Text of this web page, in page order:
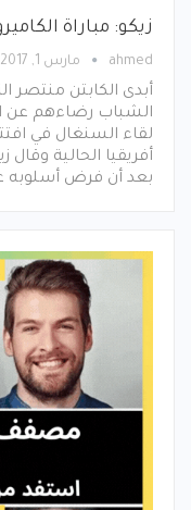
زيكو: مباراة
ahmed مارس 1, 2017
أبدى الكابتن منتصر
الشباب رضاءهم عن
لقاء السنغال في
أفريقيا الحالية
بعد أن فرض أسلوبه